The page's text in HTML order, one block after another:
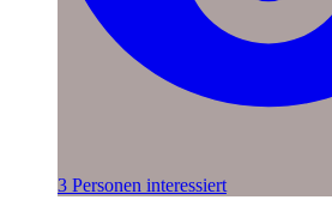
3 Personen interessiert